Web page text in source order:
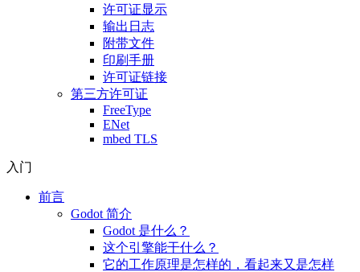
许可证显示
输出日志
附带文件
印刷手册
许可证链接
第三方许可证
FreeType
ENet
mbed TLS
入门
前言
Godot 简介
Godot 是什么？
这个引擎能干什么？
它的工作原理是怎样的，看起来又是怎样